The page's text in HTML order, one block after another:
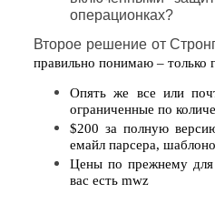
операционках?
Второе решение от
правильно понимаю – только
Опять же все или
ограниченные по
$200 за полную
емайл парсера,
Цены по прежнему
вас есть mwz